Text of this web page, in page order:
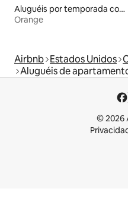
Aluguéis por temporada com sauna
Orange
Airbnb Estados Unidos
Aluguéis de
© 2026